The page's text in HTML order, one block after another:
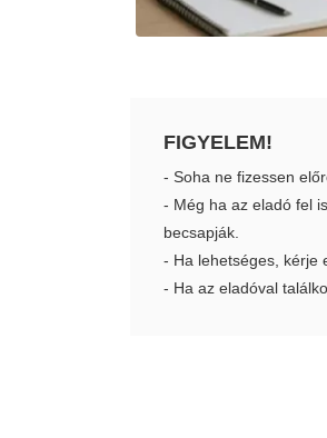
FIGYELEM!
- Soha ne fizessen
- Még ha az eladó fel
becsapják.
- Ha lehetséges, kérje
- Ha az eladóval